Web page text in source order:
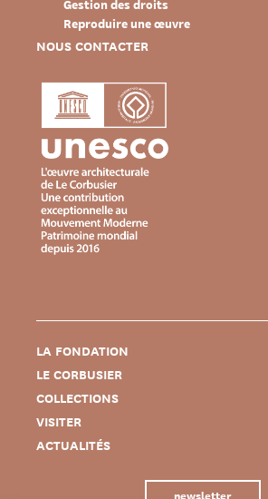
Reproduire une œuvre
NOUS CONTACTER
LA FONDATION
LE CORBUSIER
COLLECTIONS
VISITER
ACTUALITÉS
newsletter